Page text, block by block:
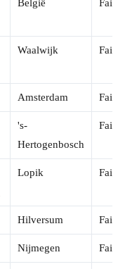
België
Waalwijk
Amsterdam
's-
Hertogenbosch
Lopik
Hilversum
Nijmegen